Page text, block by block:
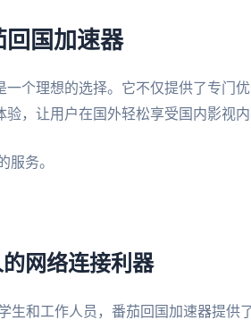
回国加速器
个理想的选择。它不仅提供了专门
，让用户在国外轻松享受国内影视内
服务。
网络连接利器
生和工作人员，番茄回国加速器提供